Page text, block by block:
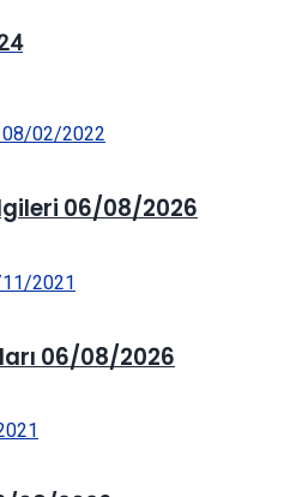
06/08/2026
06/08/2026